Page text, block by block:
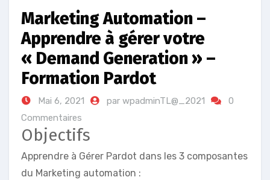
Marketing Automation –
Apprendre à gérer votre
« Demand Generation » –
Formation Pardot
Mai 6, 2021 par wpadminTL@_2021
0
Commentaires
Objectifs
Apprendre à Gérer Pardot dans les 3 composantes
du Marketing automation :